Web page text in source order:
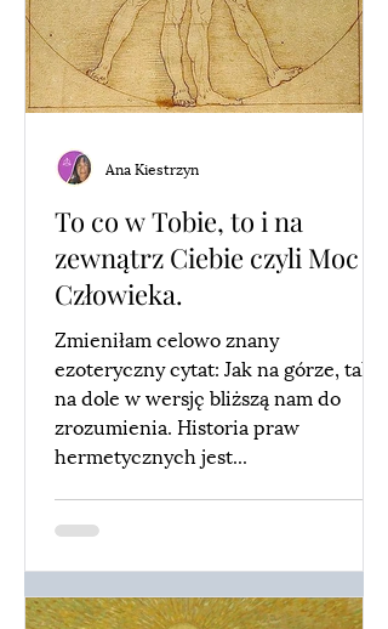
To co w Tobie, to i na
zewnątrz Ciebie czyli Moc
Człowieka.
Zmieniłam celowo znany
ezoteryczny cytat: Jak na górze, tak
na dole w wersję bliższą nam do
zrozumienia. Historia praw
hermetycznych jest...
Ana Kiestrzyn